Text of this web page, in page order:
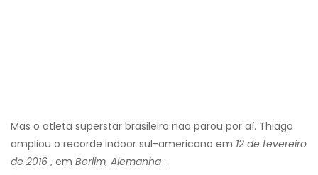
Mas o atleta superstar brasileiro não parou por aí. Thiago
ampliou o recorde indoor sul-americano em 12 de fevereiro
de 2016 , em Berlim, Alemanha .